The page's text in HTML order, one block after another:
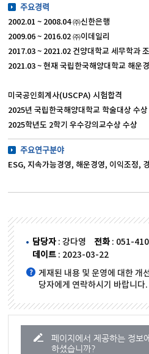
주요경력
2002.01 ~ 2008.04 ㈜신한은행
2009.06 ~ 2016.02 ㈜이데일리
2017.03 ~ 2021.02 건양대학교 세무학과
2021.03 ~ 현재 국립한국해양대학교 해운
미국공인회계사(USCPA) 시험합격
2025년 국립한국해양대학교 학술대상 수상
2025학년도 2학기 우수강의교수상 수상
주요연구분야
ESG, 지속가능경영, 해운경영, 이익조정,
담당자 : 강다영 전화 : 051-
데이트 : 2023-03-22
게재된 내용 및 운영에 대한 개
당자에게 연락하시기 바랍니다.
페이지에서 제공하는 정보
하셨습니까?